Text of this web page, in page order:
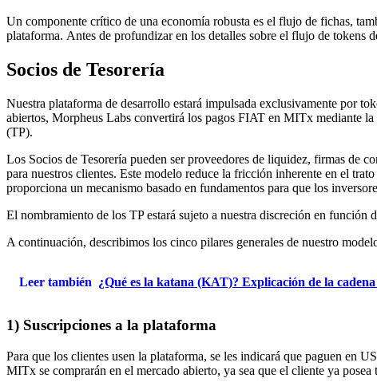
Un componente crítico de una economía robusta es el flujo de fichas,
plataforma. Antes de profundizar en los detalles sobre el flujo de tokens
Socios de Tesorería
Nuestra plataforma de desarrollo estará impulsada exclusivamente por
abiertos, Morpheus Labs convertirá los pagos FIAT en MITx mediante
(TP).
Los Socios de Tesorería pueden ser proveedores de liquidez, firmas de
para nuestros clientes. Este modelo reduce la fricción inherente en el
proporciona un mecanismo basado en fundamentos para que los
El nombramiento de los TP estará sujeto a nuestra discreción en
A continuación, describimos los cinco pilares generales de nuestro
Leer también ¿Qué es la katana (KAT)? Explicación de la
1) Suscripciones a la plataforma
Para que los clientes usen la plataforma, se les indicará que paguen en
MITx se comprarán en el mercado abierto, ya sea que el cliente ya